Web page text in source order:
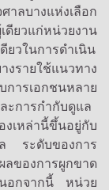
าลบางแห่งเลือก
ดียวแก่หน่วยงาน
ยวในการดำเนิน
รายใช้แนวทาง
ารเอกชนหลาย
ะการกำกับดูแล
งเหล่านี้ขึ้นอยู่กับ
ระดับของการ
ของการผูกขาด
อกจากนี้ หน่วย